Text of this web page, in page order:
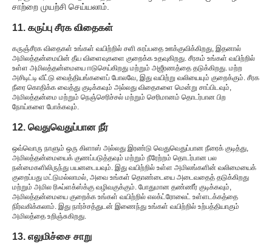
சாற்றை முயற்சி செய்யலாம்.
11. கருப்பு சீரக விதைகள்
கருஞ்சீரக விதைகள் உங்கள் வயிற்றில் சளி சுரப்பதை ஊக்குவிக்கிறது, இதனால்
அமிலத்தன்மையின் தீய விளைவுகளை குறைக்க உதவுகிறது. சீரகம் உங்கள் வயிற்றில்
உள்ள அமிலத்தன்மையை ஈடுசெய்கிறது மற்றும் அஜீரணத்தை தடுக்கிறது. மற்ற
அசிடிட்டி வீட்டு வைத்தியங்களைப் போலவே, இது வயிற்று வலியையும் குறைக்கும். சீரக
நீரை கொதிக்க வைத்து குடிக்கவும் அல்லது விதைகளை மென்று சாப்பிடவும்,
அமிலத்தன்மை மற்றும் நெஞ்செரிச்சல் மற்றும் செரிமானம் தொடர்பான பிற
நோய்களை போக்கவும்.
12. வெதுவெதுப்பான நீர்
ஒவ்வொரு நாளும் ஒரு கிளாஸ் அல்லது இரண்டு வெதுவெதுப்பான நீரைக் குடித்து,
அமிலத்தன்மையைக் குணப்படுத்தவும் மற்றும் நீரேற்றம் தொடர்பான பல
நன்மைகளிலிருந்து பயனடையவும். இது வயிற்றில் உள்ள அமிலங்களின் வலிமையைக்
குறைப்பது மட்டுமல்லாமல், அவை உங்கள் தொண்டையை அடைவதைத் தடுக்கிறது
மற்றும் அமில ரிஃப்ளக்ஸ்க்கு வழிவகுக்கும். போதுமான தண்ணீர் குடிக்கவும்,
அமிலத்தன்மையை குறைக்க உங்கள் வயிற்றில் எலக்ட்ரோலைட் உள்ளடக்கத்தை
நிர்வகிக்கலாம். இது நார்ச்சத்துடன் இணைந்து உங்கள் வயிற்றில் உற்பத்தியாகும்
அமிலத்தை உறிஞ்சுகிறது.
13. எலுமிச்சை சாறு